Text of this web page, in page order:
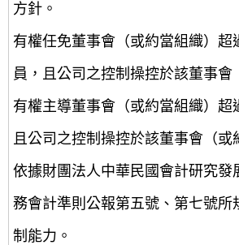
方針。
有權任免董事會（或約當組織）超
員，且公司之控制操控於該董事會
有權主導董事會（或約當組織）超
且公司之控制操控於該董事會（或
依據財團法人中華民國會計研究發
務會計準則公報第五號、第七號所
制能力。